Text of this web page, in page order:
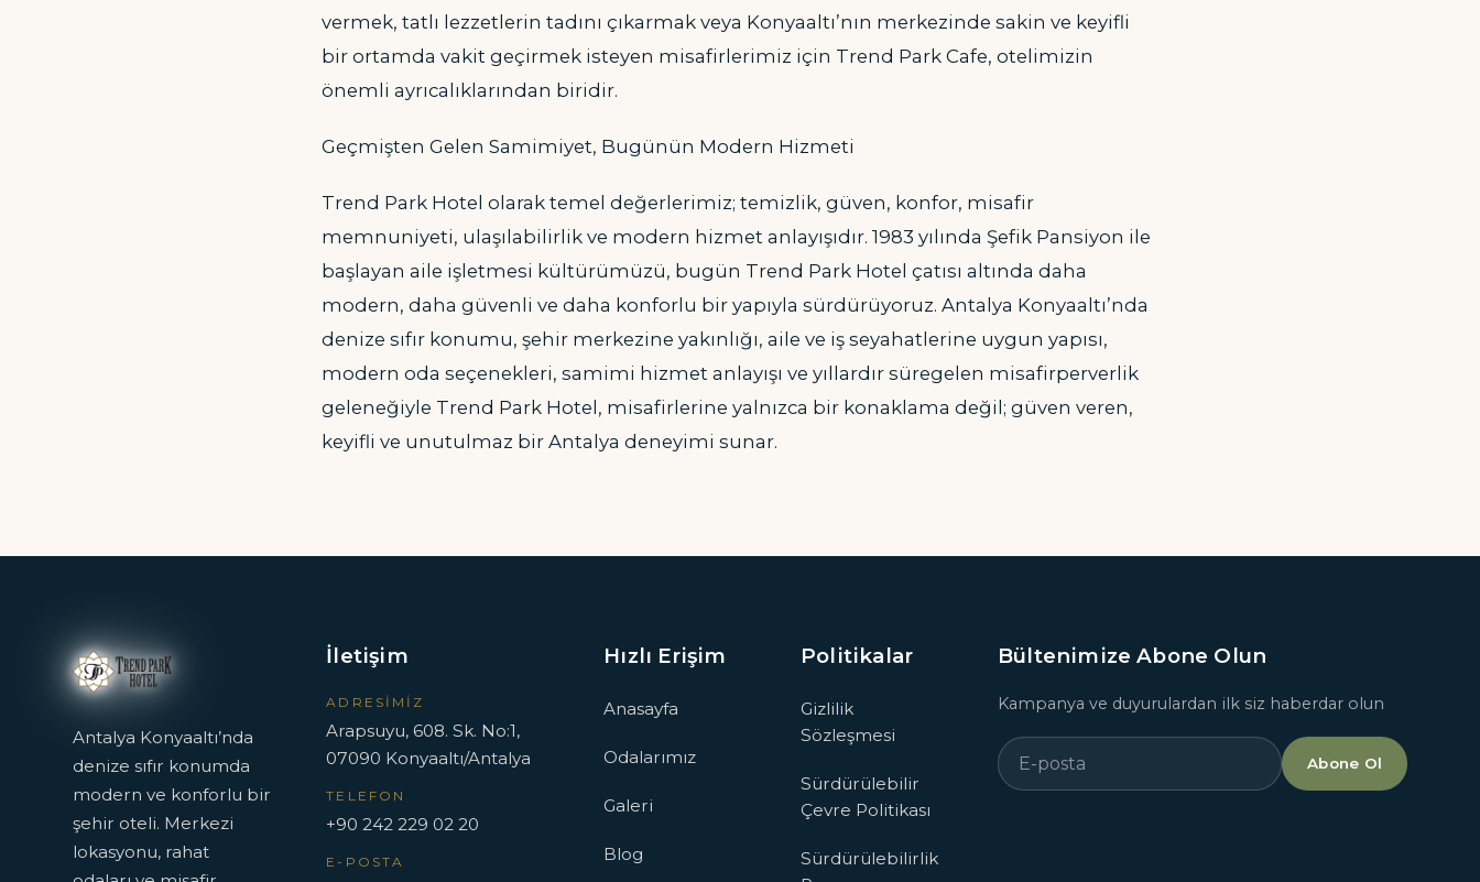
vermek, tatlı lezzetlerin tadını çıkarmak veya Konyaaltı’nın merkezinde sakin ve keyifli
bir ortamda vakit geçirmek isteyen misafirlerimiz için Trend Park Cafe, otelimizin
önemli ayrıcalıklarından biridir.
Geçmişten Gelen Samimiyet, Bugünün Modern Hizmeti
Trend Park Hotel olarak temel değerlerimiz; temizlik, güven, konfor, misafir
memnuniyeti, ulaşılabilirlik ve modern hizmet anlayışıdır. 1983 yılında Şefik Pansiyon ile
başlayan aile işletmesi kültürümüzü, bugün Trend Park Hotel çatısı altında daha
modern, daha güvenli ve daha konforlu bir yapıyla sürdürüyoruz. Antalya Konyaaltı’nda
denize sıfır konumu, şehir merkezine yakınlığı, aile ve iş seyahatlerine uygun yapısı,
modern oda seçenekleri, samimi hizmet anlayışı ve yıllardır süregelen misafirperverlik
geleneğiyle Trend Park Hotel, misafirlerine yalnızca bir konaklama değil; güven veren,
keyifli ve unutulmaz bir Antalya deneyimi sunar.
Antalya Konyaaltı’nda
denize sıfır konumda
modern ve konforlu bir
şehir oteli. Merkezi
lokasyonu, rahat
İletişim
ADRESIMIZ
Arapsuyu, 608. Sk. No:1,
07090 Konyaaltı/Antalya
TELEFON
+90 242 229 02 20
E-POSTA
Hızlı Erişim
Anasayfa
Odalarımız
Galeri
Blog
Politikalar
Gizlilik
Sözleşmesi
Sürdürülebilir
Çevre Politikası
Sürdürülebilirlik
Bültenimize Abone Olun
Kampanya ve duyurulardan ilk siz haberdar olun
Abone Ol